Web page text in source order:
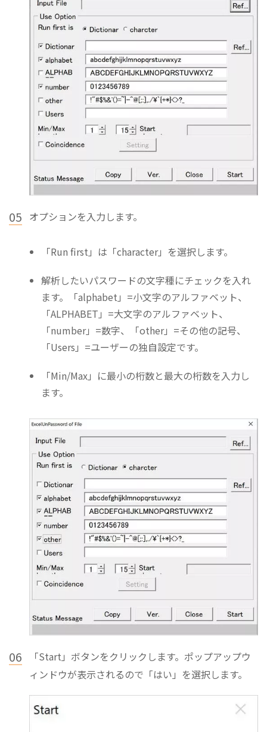
05 オプションを入力します。
「Run first」は「character」を選択します。
解析したいパスワードの文字種にチェックを入れ
ます。「alphabet」=小文字のアルファベット、
「ALPHABET」=大文字のアルファベット、
「number」=数字、「other」=その他の記号、
「Users」=ユーザーの独自設定です。
「Min/Max」に最小の桁数と最大の桁数を入力し
ます。
06
「Start」ボタンをクリックします。ポップアップウ
ィンドウが表示されるので「はい」を選択します。